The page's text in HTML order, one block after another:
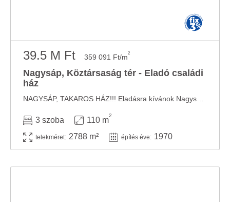
39.5 M Ft 359 091 Ft/m2
Nagysáp, Köztársaság tér - Eladó családi
ház
3 szoba 110 m
2
telekméret: 2788 m² építés éve: 1970